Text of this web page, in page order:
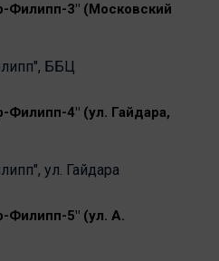
Филипп-3" (Московский
ББЦ
Филипп-4" (ул. Гайдара,
ул. Гайдара
Филипп-5" (ул. А.